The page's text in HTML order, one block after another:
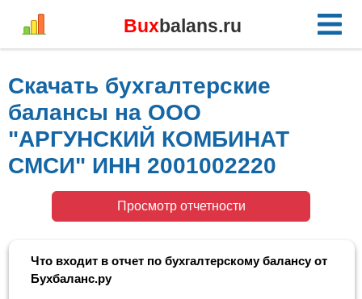
Buxbalans.ru
Скачать бухгалтерские
балансы на ООО
"АРГУНСКИЙ КОМБИНАТ
СМСИ" ИНН 2001002220
Просмотр отчетности
Что входит в отчет по бухгалтерскому балансу от
Бухбаланс.ру